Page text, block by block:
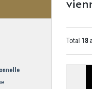
Total 18